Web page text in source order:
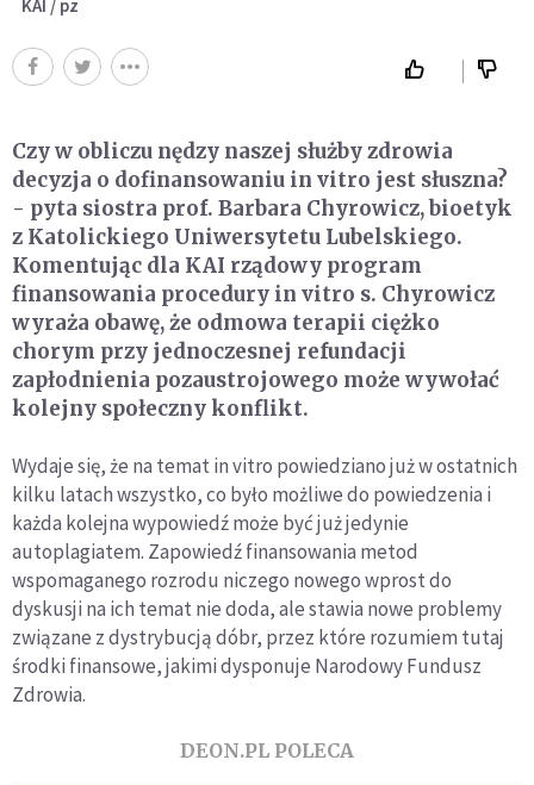
KAI / pz
Czy w obliczu nędzy naszej służby zdrowia
decyzja o dofinansowaniu in vitro jest słuszna?
- pyta siostra prof. Barbara Chyrowicz, bioetyk
z Katolickiego Uniwersytetu Lubelskiego.
Komentując dla KAI rządowy program
finansowania procedury in vitro s. Chyrowicz
wyraża obawę, że odmowa terapii ciężko
chorym przy jednoczesnej refundacji
zapłodnienia pozaustrojowego może wywołać
kolejny społeczny konflikt.
Wydaje się, że na temat in vitro powiedziano już w ostatnich
kilku latach wszystko, co było możliwe do powiedzenia i
każda kolejna wypowiedź może być już jedynie
autoplagiatem. Zapowiedź finansowania metod
wspomaganego rozrodu niczego nowego wprost do
dyskusji na ich temat nie doda, ale stawia nowe problemy
związane z dystrybucją dóbr, przez które rozumiem tutaj
środki finansowe, jakimi dysponuje Narodowy Fundusz
Zdrowia.
DEON.PL POLECA